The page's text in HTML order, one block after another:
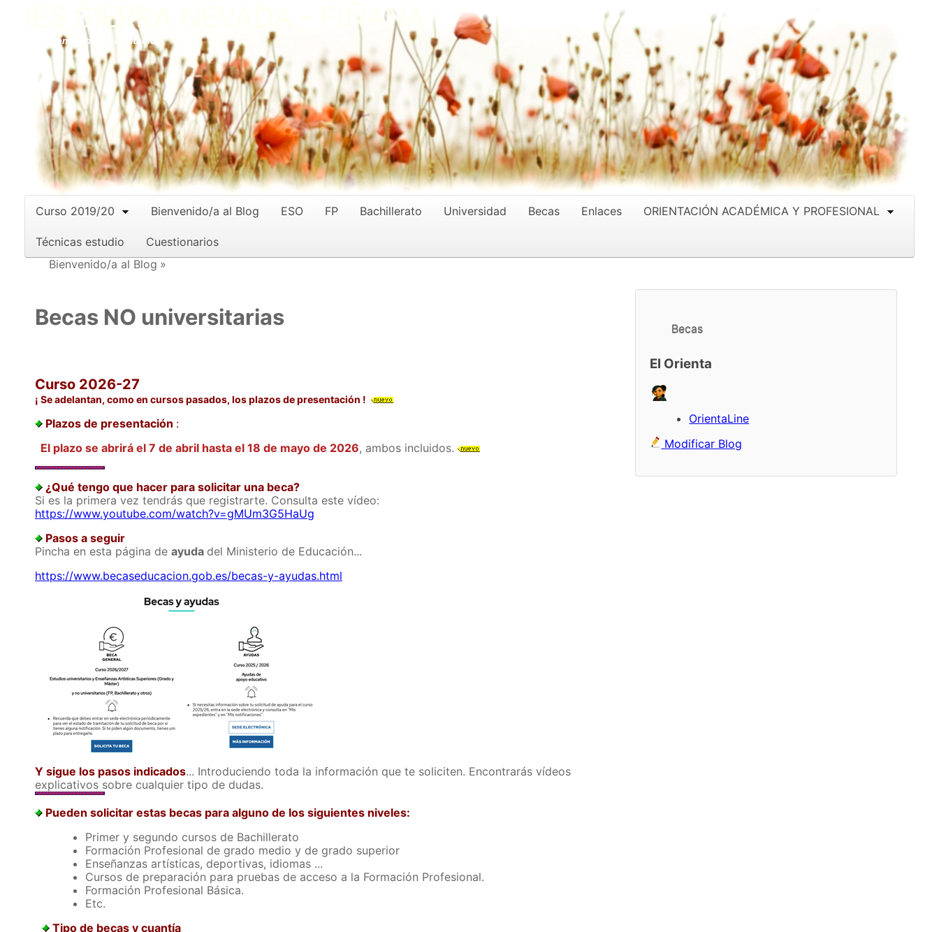
IES SIERRA NEVADA - FIÑANA
Departamento de Orientación
Curso 2019/20 Bienvenido/a al Blog ESO FP Bachillerato Universidad Becas Enlaces ORIENTACIÓN ACADÉMICA Y PROFESIONAL
Técnicas estudio
Cuestionarios
Bienvenido/a al Blog
Becas NO universitarias
Curso 2026-27
¡ Se adelantan, como en cursos pasados, los plazos de presentación !
Plazos de presentación :
El plazo se abrirá el 7 de abril hasta el 18 de mayo de 2026, ambos incluidos.
¿Qué tengo que hacer para solicitar una beca?
Si es la primera vez tendrás que registrarte. Consulta este vídeo:
https://www.youtube.com/watch?v=gMUm3G5HaUg
Pasos a seguir
Pincha en esta página de ayuda del Ministerio de Educación...
https://www.becaseducacion.gob.es/becas-y-ayudas.html
Y sigue los pasos indicados... Introduciendo toda la información que te soliciten. Encontrarás vídeos
explicativos sobre cualquier tipo de dudas.
Pueden solicitar estas becas para alguno de los siguientes niveles:
Primer y segundo cursos de Bachillerato
Formación Profesional de grado medio y de grado superior
Enseñanzas artísticas, deportivas, idiomas ...
Cursos de preparación para pruebas de acceso a la Formación Profesional.
Formación Profesional Básica.
Etc.
Tipo de becas y cuantía
Becas
El Orienta
OrientaLine
Modificar Blog